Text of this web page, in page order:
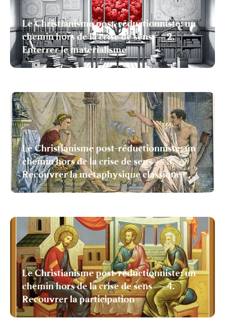
Le Christianisme post-réductionniste: un
chemin hors de la crise de sens — 2.
Enterrer le matérialisme
Le Christianisme post-réductionniste: un
chemin hors de la crise de sens — 3.
Recouvrer la métaphysique classique
Le Christianisme post-réductionniste: un
chemin hors de la crise de sens — 4.
Recouvrer la participation